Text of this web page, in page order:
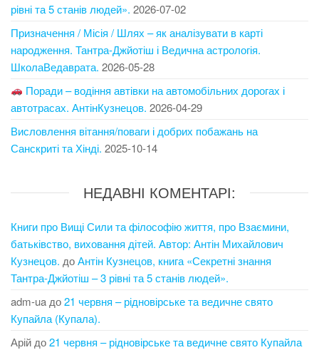
рівні та 5 станів людей». 2026-07-02
Призначення / Місія / Шлях – як аналізувати в карті
народження. Тантра-Джйотіш і Ведична астрологія.
ШколаВедаврата. 2026-05-28
Поради – водіння автівки на автомобільних дорогах і
автотрасах. АнтінКузнецов. 2026-04-29
Висловлення вітання/поваги і добрих побажань на
Санскриті та Хінді. 2025-10-14
НЕДАВНІ КОМЕНТАРІ:
Книги про Вищі Сили та філософію життя, про Взаємини,
батьківство, виховання дітей. Автор: Антін Михайлович
Кузнецов. доАнтін Кузнецов, книга «Секретні знання
Тантра-Джйотіш – 3 рівні та 5 станів людей».
adm-ua до21 червня – рідновірське та ведичне свято
Купайла (Купала).
Арій до21 червня – рідновірське та ведичне свято Купайла